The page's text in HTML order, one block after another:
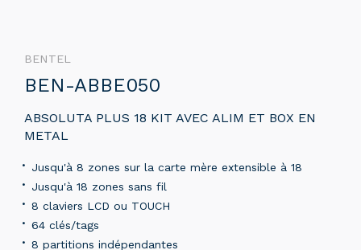
BENTEL
BEN-ABBE050
ABSOLUTA PLUS 18 KIT AVEC ALIM ET BOX EN
METAL
Jusqu'à 8 zones sur la carte mère extensible à 18
Jusqu'à 18 zones sans fil
8 claviers LCD ou TOUCH
64 clés/tags
8 partitions indépendantes